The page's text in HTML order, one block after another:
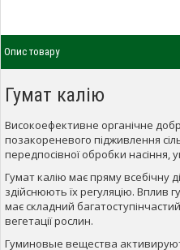
Опис товару
Гумат калію
Високоефективне органічне
позакореневого підживлення
передпосівної обробки насіння,
Гумат калію має пряму всебічну
здійснюють їх регуляцію. Вплив
має складний
вегетації рослин.
Гуминовые вещества